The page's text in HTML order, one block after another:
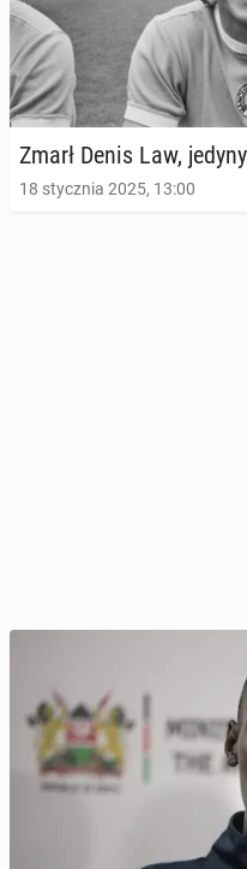
Zmarł Denis Law,
18 stycznia 2025, 13:00